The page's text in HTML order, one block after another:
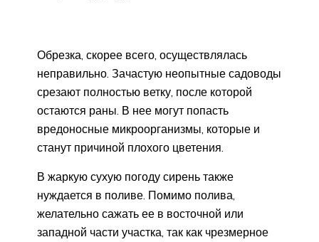
Обрезка, скорее всего, осуществлялась
неправильно. Зачастую неопытные садоводы
срезают полностью ветку, после которой
остаются раны. В нее могут попасть
вредоносные микроорганизмы, которые и
станут причиной плохого цветения.
В жаркую сухую погоду сирень также
нуждается в поливе. Помимо полива,
желательно сажать ее в восточной или
западной части участка, так как чрезмерное